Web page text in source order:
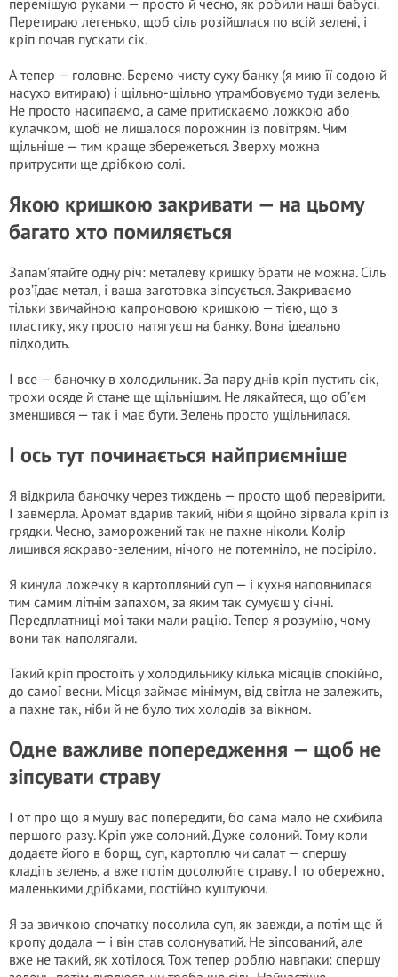
перемішую руками — просто й чесно, як робили наші бабусі.
Перетираю легенько, щоб сіль розійшлася по всій зелені, і
кріп почав пускати сік.
А тепер — головне. Беремо чисту суху банку (я мию її содою й
насухо витираю) і щільно-щільно утрамбовуємо туди зелень.
Не просто насипаємо, а саме притискаємо ложкою або
кулачком, щоб не лишалося порожнин із повітрям. Чим
щільніше — тим краще збережеться. Зверху можна
притрусити ще дрібкою солі.
Якою кришкою закривати — на цьому
багато хто помиляється
Запам’ятайте одну річ: металеву кришку брати не можна. Сіль
роз’їдає метал, і ваша заготовка зіпсується. Закриваємо
тільки звичайною капроновою кришкою — тією, що з
пластику, яку просто натягуєш на банку. Вона ідеально
підходить.
І все — баночку в холодильник. За пару днів кріп пустить сік,
трохи осяде й стане ще щільнішим. Не лякайтеся, що об’єм
зменшився — так і має бути. Зелень просто ущільнилася.
І ось тут починається найприємніше
Я відкрила баночку через тиждень — просто щоб перевірити.
І завмерла. Аромат вдарив такий, ніби я щойно зірвала кріп із
грядки. Чесно, заморожений так не пахне ніколи. Колір
лишився яскраво-зеленим, нічого не потемніло, не посіріло.
Я кинула ложечку в картопляний суп — і кухня наповнилася
тим самим літнім запахом, за яким так сумуєш у січні.
Передплатниці мої таки мали рацію. Тепер я розумію, чому
вони так наполягали.
Такий кріп простоїть у холодильнику кілька місяців спокійно,
до самої весни. Місця займає мінімум, від світла не залежить,
а пахне так, ніби й не було тих холодів за вікном.
Одне важливе попередження — щоб не
зіпсувати страву
І от про що я мушу вас попередити, бо сама мало не схибила
першого разу. Кріп уже солоний. Дуже солоний. Тому коли
додаєте його в борщ, суп, картоплю чи салат — спершу
кладіть зелень, а вже потім досолюйте страву. І то обережно,
маленькими дрібками, постійно куштуючи.
Я за звичкою спочатку посолила суп, як завжди, а потім ще й
кропу додала — і він став солонуватий. Не зіпсований, але
вже не такий, як хотілося. Тож тепер роблю навпаки: спершу